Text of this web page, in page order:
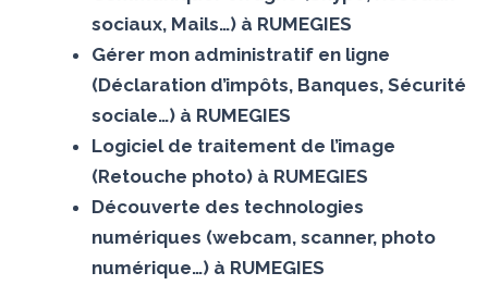
sociaux, Mails…) à RUMEGIES
Gérer mon administratif en ligne
(Déclaration d’impôts, Banques, Sécurité
sociale…) à RUMEGIES
Logiciel de traitement de l’image
(Retouche photo) à RUMEGIES
Découverte des technologies
numériques (webcam, scanner, photo
numérique…) à RUMEGIES